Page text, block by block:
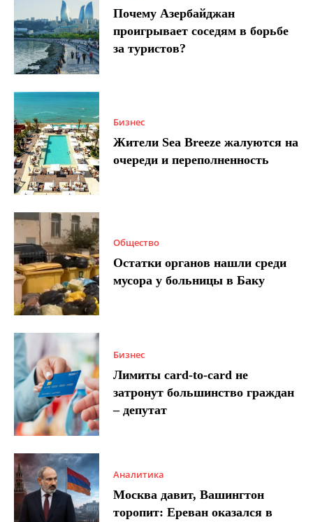
Почему Азербайджан
проигрывает соседям в борьбе
за туристов?
Бизнес
Жители Sea Breeze жалуются на
очереди и переполненность
Общество
Остатки органов нашли среди
мусора у больницы в Баку
Бизнес
Лимиты card-to-card не
затронут большинство граждан
– депутат
Аналитика
Москва давит, Вашингтон
торопит: Ереван оказался в